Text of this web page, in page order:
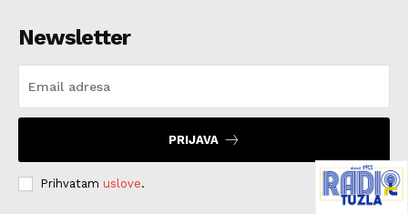
Newsletter
PRIJAVA
Prihvatam uslove.